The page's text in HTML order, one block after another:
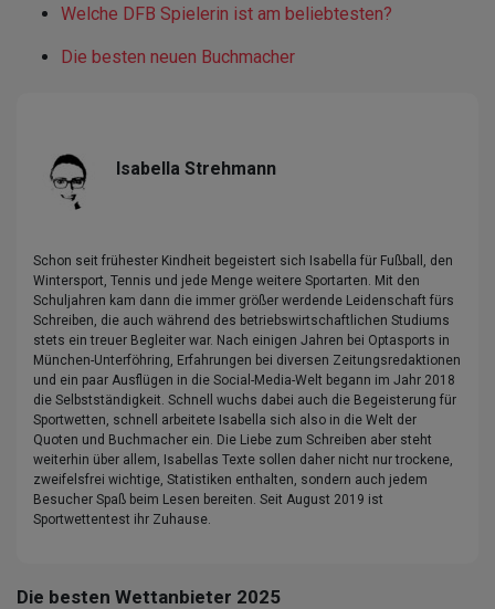
Welche DFB Spielerin ist am beliebtesten?
Die besten neuen Buchmacher
Isabella Strehmann
Schon seit frühester Kindheit begeistert sich Isabella für Fußball, den
Wintersport, Tennis und jede Menge weitere Sportarten. Mit den
Schuljahren kam dann die immer größer werdende Leidenschaft fürs
Schreiben, die auch während des betriebswirtschaftlichen Studiums
stets ein treuer Begleiter war. Nach einigen Jahren bei Optasports in
München-Unterföhring, Erfahrungen bei diversen Zeitungsredaktionen
und ein paar Ausflügen in die Social-Media-Welt begann im Jahr 2018
die Selbstständigkeit. Schnell wuchs dabei auch die Begeisterung für
Sportwetten, schnell arbeitete Isabella sich also in die Welt der
Quoten und Buchmacher ein. Die Liebe zum Schreiben aber steht
weiterhin über allem, Isabellas Texte sollen daher nicht nur trockene,
zweifelsfrei wichtige, Statistiken enthalten, sondern auch jedem
Besucher Spaß beim Lesen bereiten. Seit August 2019 ist
Sportwettentest ihr Zuhause.
Die besten Wettanbieter 2025